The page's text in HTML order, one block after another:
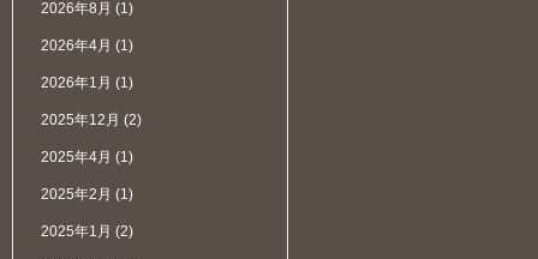
2026年8月 (1)
2026年4月 (1)
2026年1月 (1)
2025年12月 (2)
2025年4月 (1)
2025年2月 (1)
2025年1月 (2)